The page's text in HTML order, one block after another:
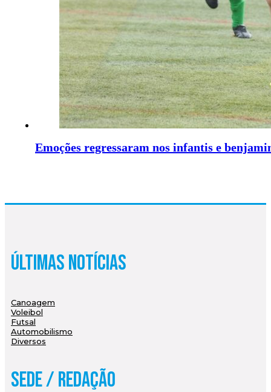
Emoções regressaram nos infantis e
Últimas Notícias
Canoagem
Voleibol
Futsal
Automobilismo
Diversos
Sede / Redação